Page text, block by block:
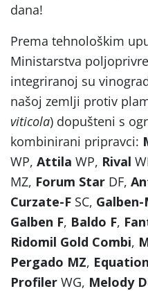
dana!
Prema tehnološkim
Ministarstva
integriranoj su
našoj zemlji protiv
viticola) dopušteni s
kombinirani pripravci:
WP, Attila WP, Rival
MZ, Forum Star DF,
Curzate-F SC, Galben-
Galben F, Baldo F,
Ridomil Gold Combi,
Pergado MZ,
Profiler WG, Melody